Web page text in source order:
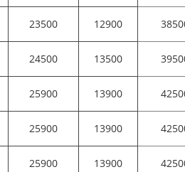
23500 12900
24500 13500
25900 13900
25900 13900
25900 13900